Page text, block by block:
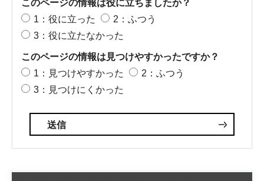
このページの情報は役に立ちましたか？
1：役に立った
2：ふつう
3：役に立たなかった
このページの情報は見つけやすかったですか？
1：見つけやすかった
2：ふつう
3：見つけにくかった